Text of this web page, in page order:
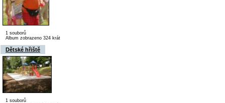
1 souborů
Album zobrazeno 324 krát
Dětské hřiště
1 souborů